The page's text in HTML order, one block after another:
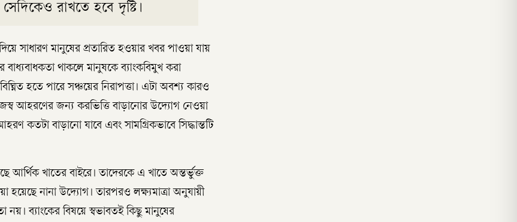
সেদিকেও রাখতে হবে দৃষ্টি।
সাধারণ মানুষের প্রতারিত হওয়ার খবর পাওয়া যায়
বাধ্যবাধকতা থাকলে মানুষকে ব্যাংকবিমুখ করা
হতে পারে সঞ্চয়ের নিরাপত্তা। এটা অবশ্য কারও
আহরণের জন্য করভিত্তি বাড়ানোর উদ্যোগ নেওয়া
বাড়ানো যাবে এবং সামগ্রিকভাবে সিদ্ধান্তটি
খাতের বাইরে। তাদেরকে এ খাতে অন্তর্ভুক্ত
নানা উদ্যোগ। তারপরও লক্ষ্যমাত্রা অনুযায়ী
নয়। ব্যাংকের বিষয়ে স্বভাবতই কিছু মানুষের